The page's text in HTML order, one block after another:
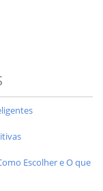
Escolher e O que